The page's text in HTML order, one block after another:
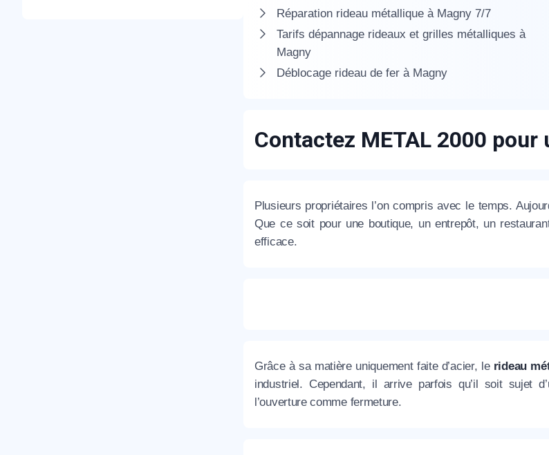
Réparation rideau métallique à Magny 7/7
Tarifs dépannage rideaux et grilles métalliques à
Magny
Déblocage rideau de fer à Magny
Contactez METAL 2000 pour
Plusieurs propriétaires l’on compris avec le temps.
Que ce soit pour une boutique, un entrepôt, un
efficace.
Grâce à sa matière uniquement faite d’acier, le rideau
industriel. Cependant, il arrive parfois qu’il soit sujet
l’ouverture comme fermeture.
Nous vous remercions
Téléphone